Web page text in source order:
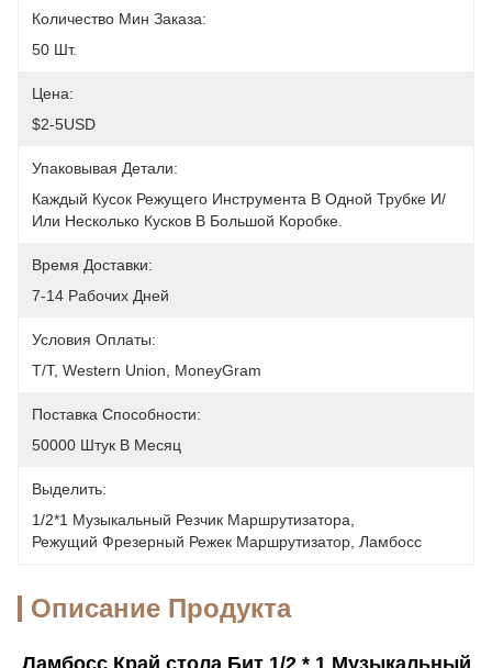
Количество Мин Заказа:
50 Шт.
Цена:
$2-5USD
Упаковывая Детали:
Каждый Кусок Режущего Инструмента В Одной Трубке И/
Или Несколько Кусков В Большой Коробке.
Время Доставки:
7-14 Рабочих Дней
Условия Оплаты:
T/T, Western Union, MoneyGram
Поставка Способности:
50000 Штук В Месяц
Выделить:
1/2*1 Музыкальный Резчик Маршрутизатора
Режущий Фрезерный Режек Маршрутизатор Ламбосс
Описание Продукта
Ламбосс Край стола Бит 1/2 * 1 Музыкальный